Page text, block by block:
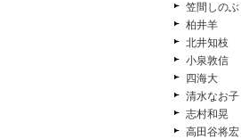
笠間しのぶ
柏井羊
北井知枝
小泉敦信
四海大
清水なお子
志村和晃
高田谷将宏